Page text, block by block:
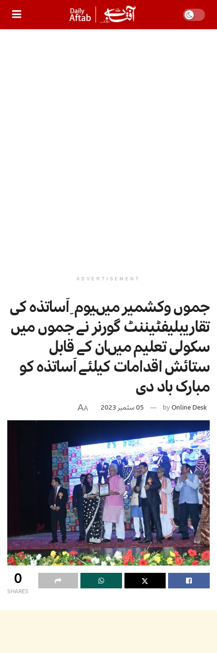
ADVERTISEMENT
جموں وکشمیر میںیوم ِ اَساتذہ کی
تقاریبلیفٹیننٹ گورنر نے جموں میں
سکولی تعلیم میںان کے قابل
ستائش اقدامات کیلئے اَساتذہ کو
مبارک باد دی
byOnline Desk 05 ستمبر 2023 A
A
0
SHARES